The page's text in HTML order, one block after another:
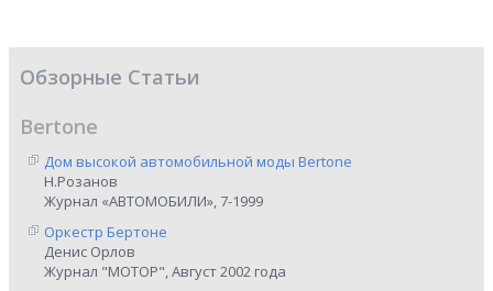
Обзорные Статьи
Bertone
Дом высокой автомобильной моды Bertone
Н.Розанов
Журнал «АВТОМОБИЛИ», 7-1999
Оркестр Бертоне
Денис Орлов
Журнал "МОТОР", Август 2002 года